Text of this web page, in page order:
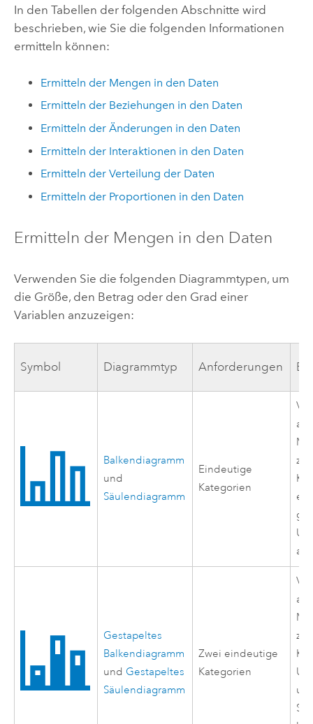
In den Tabellen der folgenden Abschnitte wird
beschrieben, wie Sie die folgenden Informationen
ermitteln können:
Ermitteln der Mengen in den Daten
Ermitteln der Beziehungen in den Daten
Ermitteln der Änderungen in den Daten
Ermitteln der Interaktionen in den Daten
Ermitteln der Verteilung der Daten
Ermitteln der Proportionen in den Daten
Ermitteln der Mengen in den Daten
Verwenden Sie die folgenden Diagrammtypen, um
die Größe, den Betrag oder den Grad einer
Variablen anzuzeigen:
Symbol Diagrammtyp Anforderungen
Balkendiagramm
und
Säulendiagramm
Eindeutige
Kategorien
Gestapeltes
Balkendiagramm
und Gestapeltes
Säulendiagramm
Zwei eindeutige
Kategorien